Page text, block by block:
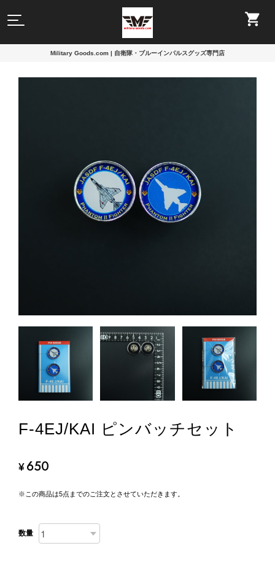
Military Goods.com | 自衛隊・ブルーインパルスグッズ専門店
F-4EJ/KAI ピンバッチセット
¥650
※この商品は5点までのご注文とさせていただきます。
数量